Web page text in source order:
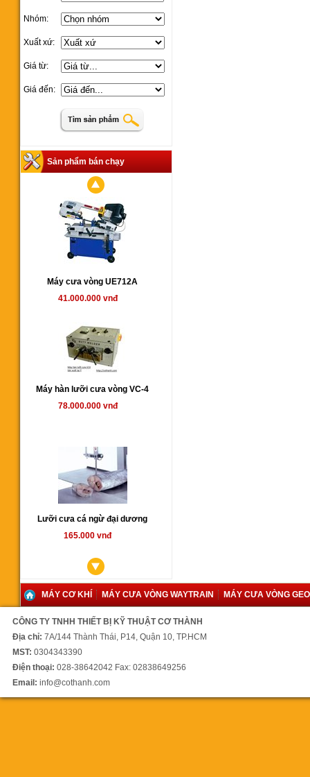
Nhóm:
Xuất xứ:
Giá từ:
Giá đến:
Sản phẩm bán chạy
Máy cưa vòng UE712A
41.000.000 vnđ
Máy hàn lưỡi cưa vòng VC-4
78.000.000 vnđ
Lưỡi cưa cá ngừ đại dương
165.000 vnđ
Máy cưa vòng YCM350SA
00 vnđ
MÁY CƠ KHÍ MÁY CƯA VÒNG WAYTRAIN MÁY CƯA VÒNG
CÔNG TY TNHH THIẾT BỊ KỸ THUẬT CƠ THÀNH
Địa chỉ: 7A/144 Thành Thái, P14, Quận 10, TP.HCM
MST: 0304343390
Điện thoại: 028-38642042 Fax: 02838649256
Email: info@cothanh.com